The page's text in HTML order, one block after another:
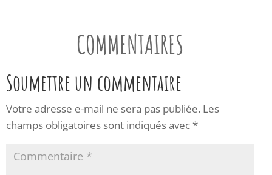
COMMENTAIRES
Soumettre un commentaire
Votre adresse e-mail ne sera pas publiée. Les
champs obligatoires sont indiqués avec*